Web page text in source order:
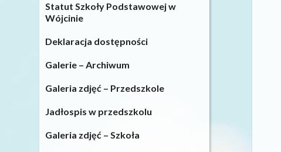
Statut Szkoły Podstawowej w
Wójcinie
Deklaracja dostępności
Galerie – Archiwum
Galeria zdjęć – Przedszkole
Jadłospis w przedszkolu
Galeria zdjęć – Szkoła